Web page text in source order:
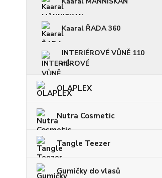
Kaaral ŘADA 360
INTERIÉROVÉ VŮNĚ 110
ml
OLAPLEX
Nutra Cosmetic
Tangle Teezer
Gumičky do vlasů